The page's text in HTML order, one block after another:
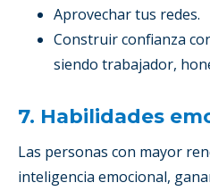
Aprovechar tus redes.
Construir confianza
siendo trabajador,
7. Habilidades
Las personas con mayor
inteligencia emocional,